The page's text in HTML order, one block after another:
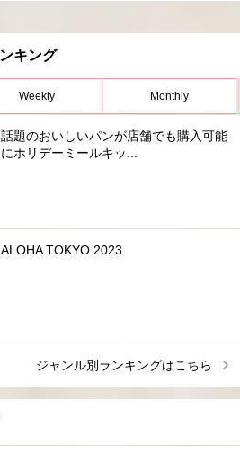
キング
Weekly Monthly
話題のおいしいパンが店舗でも購入可能
にホリデーミールキッ...
ALOHA TOKYO 2023
ジャンル別ランキングはこちら